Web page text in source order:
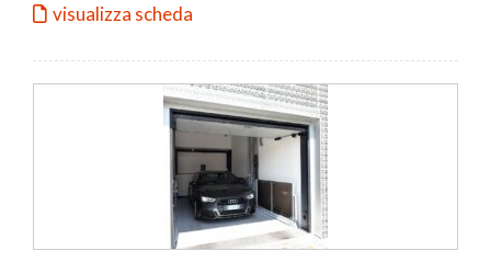
visualizza scheda